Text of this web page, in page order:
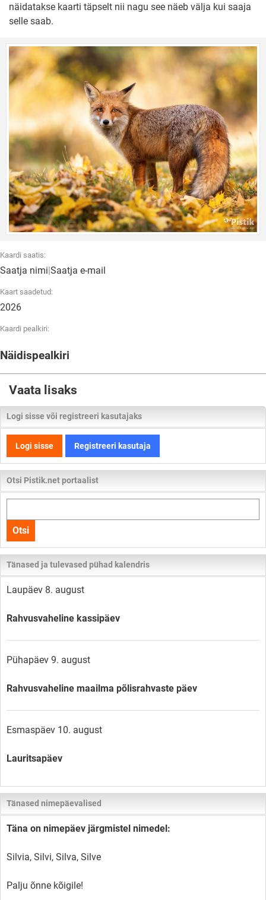
näidatakse kaarti täpselt nii nagu see näeb välja kui saaja
selle saab.
Kaardi saatis:
Saatja nimi|Saatja e-mail
Kaart saadetud:
2026
Kaardi pealkiri:
Näidispealkiri
Vaata lisaks
Logi sisse või registreeri kasutajaks
Logi sisse Registreeri kasutaja
Otsi Pistik.net portaalist
kogu
lehelt
Otsi
Tänased ja tulevased pühad kalendris
Laupäev 8. august
Rahvusvaheline kassipäev
Pühapäev 9. august
Rahvusvaheline maailma põlisrahvaste päev
Esmaspäev 10. august
Lauritsapäev
Tänased nimepäevalised
Täna on nimepäev järgmistel nimedel:
Silvia, Silvi, Silva, Silve
Palju õnne kõigile!